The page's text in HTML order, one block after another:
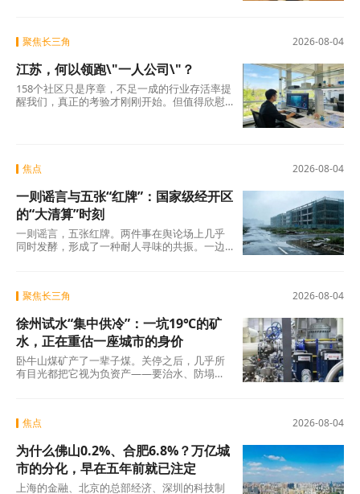
2026-08-04
聚焦长三角
江苏，何以领跑\"一人公司\"？
158个社区只是序章，不足一成的行业存活率提
醒我们，真正的考验才刚刚开始。但值得欣慰
2026-08-04
焦点
一则谣言与五张“红牌”：国家级经开区
的“大清算”时刻
一则谣言，五张红牌。两件事在舆论场上几乎
同时发酵，形成了一种耐人寻味的共振。一边
2026-08-04
聚焦长三角
徐州试水“集中供冷”：一坑19℃的矿
水，正在重估一座城市的身价
卧牛山煤矿产了一辈子煤。关停之后，几乎所
有目光都把它视为负资产——要治水、防塌
2026-08-04
焦点
为什么佛山0.2%、合肥6.8%？万亿城
市的分化，早在五年前就已注定
上海的金融、北京的总部经济、深圳的科技制